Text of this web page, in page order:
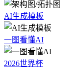
AI生成模板
一图看懂AI
2026世界杯